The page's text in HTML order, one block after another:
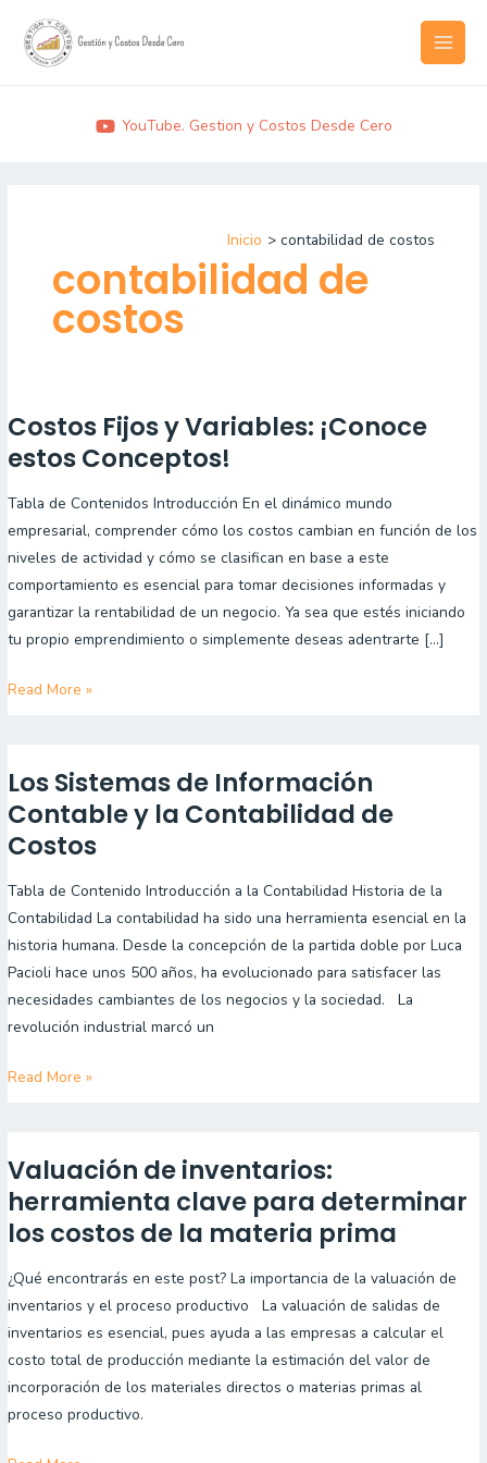
contenido
YouTube. Gestion y Costos Desde Cero
Inicio contabilidad de costos
contabilidad de
costos
Costos Fijos y Variables: ¡Conoce
estos Conceptos!
Tabla de Contenidos Introducción En el dinámico mundo
empresarial, comprender cómo los costos cambian en función de los
niveles de actividad y cómo se clasifican en base a este
comportamiento es esencial para tomar decisiones informadas y
garantizar la rentabilidad de un negocio. Ya sea que estés iniciando
tu propio emprendimiento o simplemente deseas adentrarte […]
Costos
Fijos
Variables:
¡Conoce
estos
Conceptos!
Read More »
Los Sistemas de Información
Contable y la Contabilidad de
Costos
Tabla de Contenido Introducción a la Contabilidad Historia de la
Contabilidad La contabilidad ha sido una herramienta esencial en la
historia humana. Desde la concepción de la partida doble por Luca
Pacioli hace unos 500 años, ha evolucionado para satisfacer las
necesidades cambiantes de los negocios y la sociedad. La
revolución industrial marcó un
Los
Sistemas
de
Contable
y
la
Contabilidad
de
Costos
Read More »
Valuación de inventarios:
herramienta clave para determinar
los costos de la materia prima
¿Qué encontrarás en este post? La importancia de la valuación de
inventarios y el proceso productivo La valuación de salidas de
inventarios es esencial, pues ayuda a las empresas a calcular el
costo total de producción mediante la estimación del valor de
incorporación de los materiales directos o materias primas al
proceso productivo.
Valuación
de
inventarios:
clave
para
determinar
los
costos
de